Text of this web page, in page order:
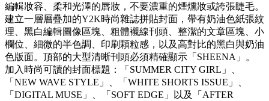
編輯妝容、柔和光澤的唇妝，不要濃重的煙燻妝或誇張睫毛。
建立一層層疊加的Y2K時尚雜誌拼貼封面，帶有奶油色紙張紋
理、黑白編輯圖像區塊、粗體襯線刊頭、整潔的文章區塊、小
欄位、細微的半色調、印刷顆粒感，以及高對比的黑白與奶油
色版面。頂部的大型清晰刊頭必須精確顯示「SHEENA」。
加入時尚可讀的封面標題：「SUMMER CITY GIRL」、
「NEW WAVE STYLE」、「WHITE SHORTS ISSUE」、
「DIGITAL MUSE」、「SOFT EDGE」以及「AFTER